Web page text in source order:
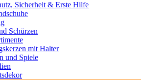
Sicherheit & Erste Hilfe
Schürzen
mit Halter
und Spiele